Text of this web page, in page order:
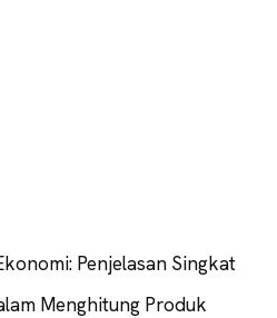
Penjelasan Singkat
Menghitung Produk